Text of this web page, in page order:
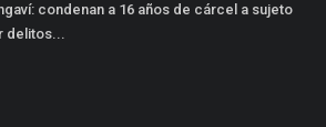
condenan a 16 años de cárcel a sujeto
delitos...